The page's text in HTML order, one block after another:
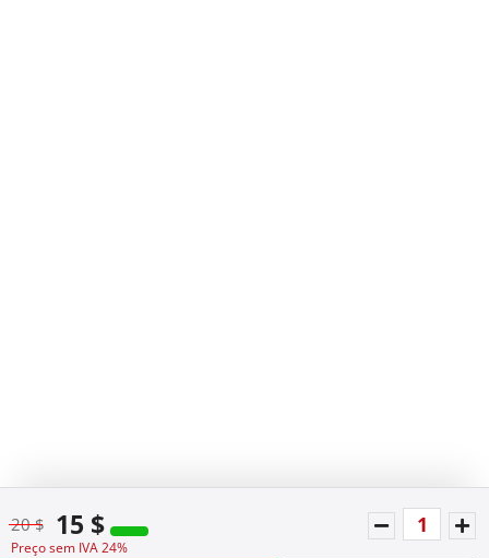
20 $ 15 $
Preço sem IVA 24%